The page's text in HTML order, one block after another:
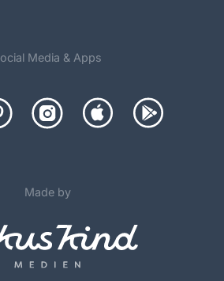
Media & Apps
Made by